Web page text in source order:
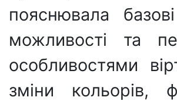
пояснювала
можливості та
особливостями
зміни кольорів,